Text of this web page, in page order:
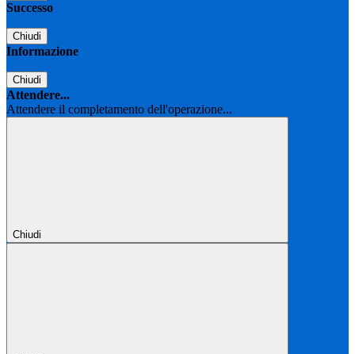
Successo
Chiudi
Informazione
Chiudi
Attendere...
Attendere il completamento dell'operazione...
Chiudi